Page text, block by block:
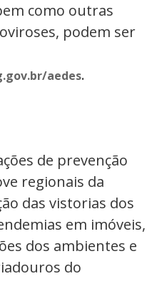
como outras
podem ser
aedes.
de prevenção
regionais da
das vistorias dos
em imóveis,
dos ambientes e
do